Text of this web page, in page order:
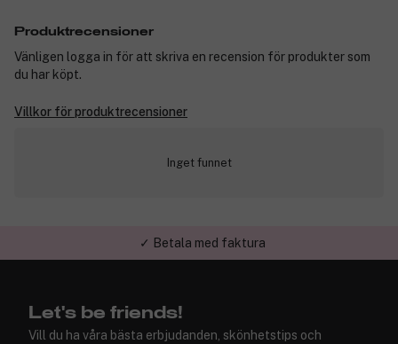
Produktrecensioner
Vänligen logga in för att skriva en recension för produkter som
du har köpt.
Villkor för produktrecensioner
Inget funnet
✓ Trygg E-handel
Let's be friends!
Vill du ha våra bästa erbjudanden, skönhetstips och